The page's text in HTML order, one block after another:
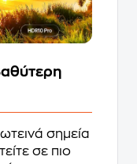
σημεία
σε πιο